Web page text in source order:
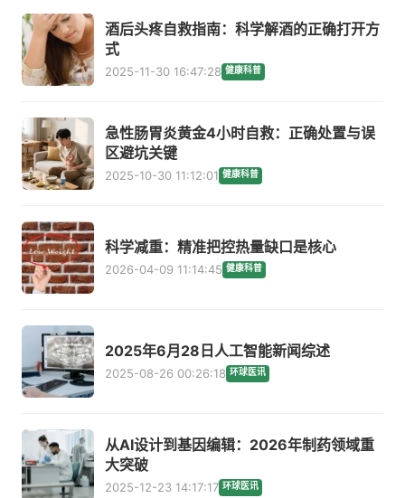
酒后头疼自救指南：科学解酒的正确打开方
式
2025-11-30 16:47:28 健康科普
急性肠胃炎黄金4小时自救：正确处置与误
区避坑关键
2025-10-30 11:12:01 健康科普
科学减重：精准把控热量缺口是核心
2026-04-09 11:14:45 健康科普
2025年6月28日人工智能新闻综述
2025-08-26 00:26:18 环球医讯
从AI设计到基因编辑：2026年制药领域重
大突破
2025-12-23 14:17:17 环球医讯